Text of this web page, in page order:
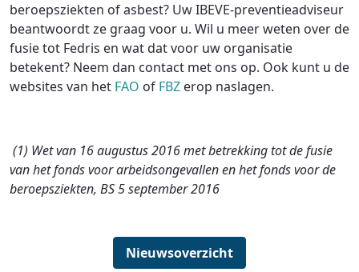
beroepsziekten of asbest? Uw IBEVE-preventieadviseur
beantwoordt ze graag voor u. Wil u meer weten over de
fusie tot Fedris en wat dat voor uw organisatie
betekent? Neem dan contact met ons op. Ook kunt u de
websites van het FAO of FBZ erop naslagen.
(1) Wet van 16 augustus 2016 met betrekking tot de fusie
van het fonds voor arbeidsongevallen en het fonds voor de
beroepsziekten, BS 5 september 2016
Nieuwsoverzicht